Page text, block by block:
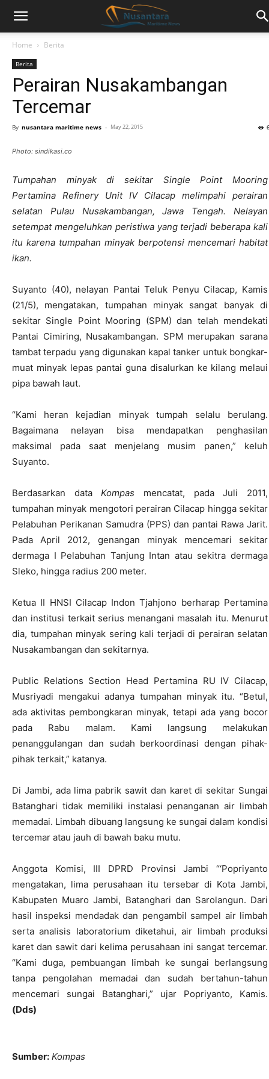
Home Berita
Berita
Perairan Nusakambangan
Tercemar
By nusantara maritime news - May 22, 2015
Photo: sindikasi.co
Tumpahan minyak di sekitar Single Point Mooring
Pertamina Refinery Unit IV Cilacap melimpahi perairan
selatan Pulau Nusakambangan, Jawa Tengah. Nelayan
setempat mengeluhkan peristiwa yang terjadi beberapa kali
itu karena tumpahan minyak berpotensi mencemari habitat
ikan.
Suyanto (40), nelayan Pantai Teluk Penyu Cilacap, Kamis
(21/5), mengatakan, tumpahan minyak sangat banyak di
sekitar Single Point Mooring (SPM) dan telah mendekati
Pantai Cimiring, Nusakambangan. SPM merupakan sarana
tambat terpadu yang digunakan kapal tanker untuk bongkar-
muat minyak lepas pantai guna disalurkan ke kilang melaui
pipa bawah laut.
“Kami heran kejadian minyak tumpah selalu berulang.
Bagaimana nelayan bisa mendapatkan penghasilan
maksimal pada saat menjelang musim panen,” keluh
Suyanto.
Berdasarkan dataKompas mencatat, pada Juli 2011,
tumpahan minyak mengotori perairan Cilacap hingga sekitar
Pelabuhan Perikanan Samudra (PPS) dan pantai Rawa Jarit.
Pada April 2012, genangan minyak mencemari sekitar
dermaga I Pelabuhan Tanjung Intan atau sekitra dermaga
Sleko, hingga radius 200 meter.
Ketua II HNSI Cilacap Indon Tjahjono berharap Pertamina
dan institusi terkait serius menangani masalah itu. Menurut
dia, tumpahan minyak sering kali terjadi di perairan selatan
Nusakambangan dan sekitarnya.
Public Relations Section Head Pertamina RU IV Cilacap,
Musriyadi mengakui adanya tumpahan minyak itu. “Betul,
ada aktivitas pembongkaran minyak, tetapi ada yang bocor
pada Rabu malam. Kami langsung melakukan
penanggulangan dan sudah berkoordinasi dengan pihak-
pihak terkait,” katanya.
Di Jambi, ada lima pabrik sawit dan karet di sekitar Sungai
Batanghari tidak memiliki instalasi penanganan air limbah
memadai. Limbah dibuang langsung ke sungai dalam kondisi
tercemar atau jauh di bawah baku mutu.
Anggota Komisi, III DPRD Provinsi Jambi “‘Popriyanto
mengatakan, lima perusahaan itu tersebar di Kota Jambi,
Kabupaten Muaro Jambi, Batanghari dan Sarolangun. Dari
hasil inspeksi mendadak dan pengambil sampel air limbah
serta analisis laboratorium diketahui, air limbah produksi
karet dan sawit dari kelima perusahaan ini sangat tercemar.
“Kami duga, pembuangan limbah ke sungai berlangsung
tanpa pengolahan memadai dan sudah bertahun-tahun
mencemari sungai Batanghari,” ujar Popriyanto, Kamis.
(Dds)
Sumber: Kompas